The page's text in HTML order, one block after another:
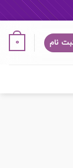
نام 0